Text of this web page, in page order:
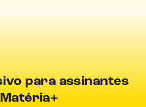
para assinantes